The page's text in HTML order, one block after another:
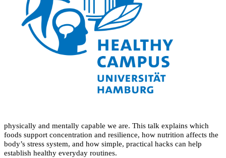
physically and mentally capable we are. This talk explains which
foods support concentration and resilience, how nutrition affects the
body’s stress system, and how simple, practical hacks can help
establish healthy everyday routines.